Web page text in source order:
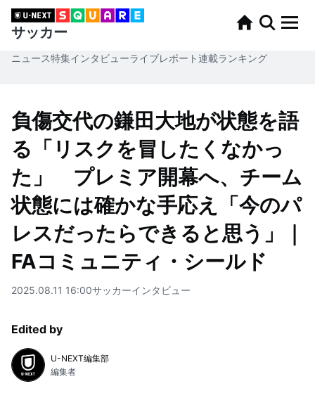
サッカー
ニュース特集インタビューライブレポート連載ランキング
負傷交代の鎌田大地が状態を語
る「リスクを冒したくなかっ
た」 プレミア開幕へ、チーム
状態には確かな手応え「今のパ
レスだったらできると思う」｜
FAコミュニティ・シールド
2025.08.11 16:00サッカーインタビュー
Edited by
U-NEXT編集部
編集者